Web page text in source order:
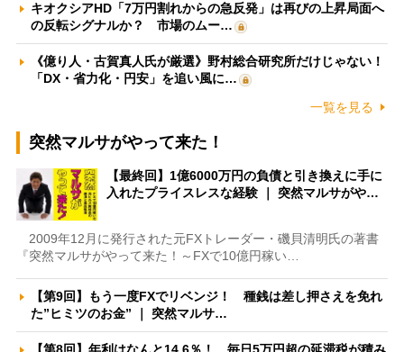
キオクシアHD「7万円割れからの急反発」は再びの上昇局面へ
の反転シグナルか？ 市場のムー…
《億り人・古賀真人氏が厳選》野村総合研究所だけじゃない！
「DX・省力化・円安」を追い風に…
一覧を見る
突然マルサがやって来た！
【最終回】1億6000万円の負債と引き換えに手に
入れたプライスレスな経験 ｜ 突然マルサがや…
2009年12月に発行された元FXトレーダー・磯貝清明氏の著書
『突然マルサがやって来た！～FXで10億円稼い…
【第9回】もう一度FXでリベンジ！ 種銭は差し押さえを免れ
た”ヒミツのお金” ｜ 突然マルサ…